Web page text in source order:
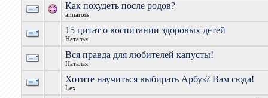
Как похудеть после родов?
annaross
15 цитат о воспитании здоровых детей
Наталья
Вся правда для любителей капусты!
Наталья
Хотите научиться выбирать Арбуз? Вам сюда!
Lex